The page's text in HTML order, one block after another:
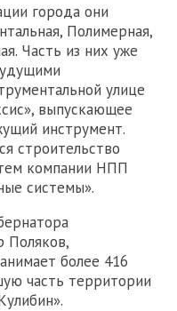
города они
Полимерная,
Часть из них уже
улице
выпускающее
инструмент.
строительство
компании НПП
системы».
Поляков,
более 416
часть территории